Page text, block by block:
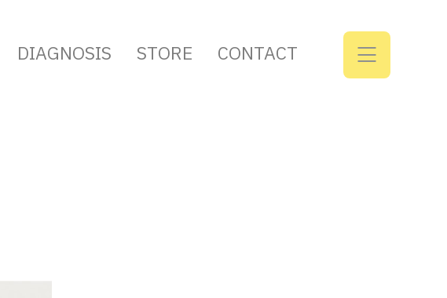
DIAGNOSIS STORE CONTACT